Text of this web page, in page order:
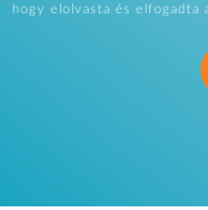
hogy elolvasta és elfogadta